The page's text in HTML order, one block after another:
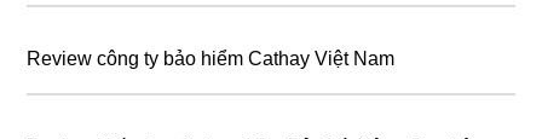
Review công ty bảo hiểm Cathay Việt Nam